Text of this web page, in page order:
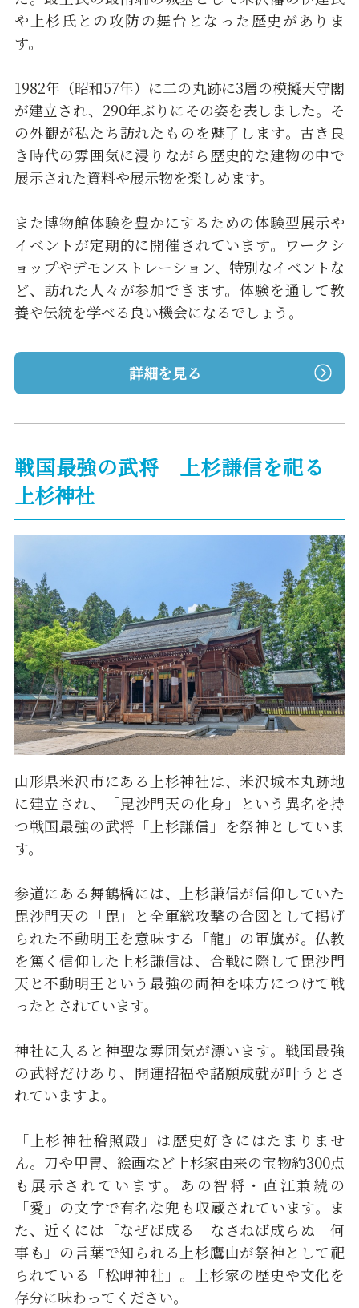
や上杉氏との攻防の舞台となった歴史がありま
す。
1982年（昭和57年）に二の丸跡に3層の模擬天守閣
が建立され、290年ぶりにその姿を表しました。そ
の外観が私たち訪れたものを魅了します。古き良
き時代の雰囲気に浸りながら歴史的な建物の中で
展示された資料や展示物を楽しめます。
また博物館体験を豊かにするための体験型展示や
イベントが定期的に開催されています。ワークシ
ョップやデモンストレーション、特別なイベントな
ど、訪れた人々が参加できます。体験を通して教
養や伝統を学べる良い機会になるでしょう。
詳細を見る
戦国最強の武将 上杉謙信を祀る
上杉神社
山形県米沢市にある上杉神社は、米沢城本丸跡地
に建立され、「毘沙門天の化身」という異名を持
つ戦国最強の武将「上杉謙信」を祭神としていま
す。
参道にある舞鶴橋には、上杉謙信が信仰していた
毘沙門天の「毘」と全軍総攻撃の合図として掲げ
られた不動明王を意味する「龍」の軍旗が。仏教
を篤く信仰した上杉謙信は、合戦に際して毘沙門
天と不動明王という最強の両神を味方につけて戦
ったとされています。
神社に入ると神聖な雰囲気が漂います。戦国最強
の武将だけあり、開運招福や諸願成就が叶うとさ
れていますよ。
「上杉神社稽照殿」は歴史好きにはたまりませ
ん。刀や甲冑、絵画など上杉家由来の宝物約300点
も展示されています。あの智将・直江兼続の
「愛」の文字で有名な兜も収蔵されています。ま
た、近くには「なぜば成る なさねば成らぬ 何
事も」の言葉で知られる上杉鷹山が祭神として祀
られている「松岬神社」。上杉家の歴史や文化を
存分に味わってください。